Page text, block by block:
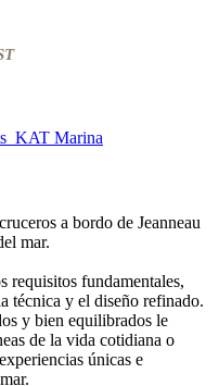
a bordo de Jeanneau
mar.
requisitos fundamentales,
técnica y el diseño refinado.
y bien equilibrados le
de la vida cotidiana o
únicas e